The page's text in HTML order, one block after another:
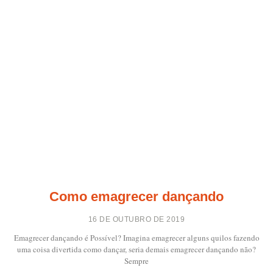
Como emagrecer dançando
16 DE OUTUBRO DE 2019
Emagrecer dançando é Possível? Imagina emagrecer alguns quilos fazendo
uma coisa divertida como dançar, seria demais emagrecer dançando não?
Sempre